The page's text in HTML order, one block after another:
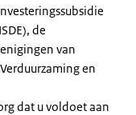
de
van
en
dat u voldoet aan